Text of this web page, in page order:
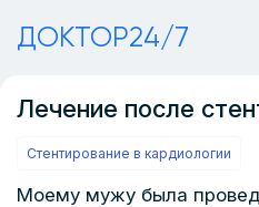
ДОКТОР24/7
Лечение после
Стентирование в кардиологии
Моему мужу была